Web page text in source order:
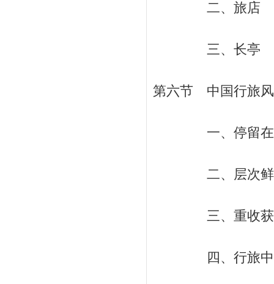
二、旅店 /
三、长亭 /
第六节 中国行旅
一、停留在“国
二、层次鲜
三、重收获和“
四、行旅中